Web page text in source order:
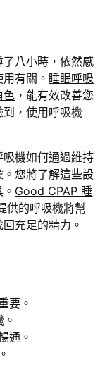
八小時，依然感
有關。 睡眠呼吸
色 ，能有效改善您
，使用呼吸機
機如何通過維持
您將了解這些設
Good CPAP 睡
供的呼吸機將幫
充足的精力。
要。
通。